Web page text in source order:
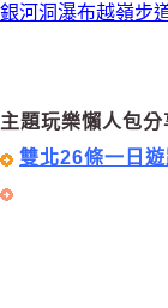
銀河洞瀑布越嶺步
主題玩樂懶人包分
雙北26條一日